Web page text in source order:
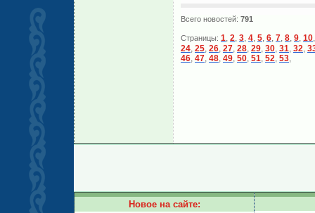
Всего новостей: 791
Страницы: 1, 2, 3, 4, 5, 6, 7, 8, 9, 10
24, 25, 26, 27, 28, 29, 30, 31, 32,
46, 47, 48, 49, 50, 51, 52, 53,
Новое на сайте: